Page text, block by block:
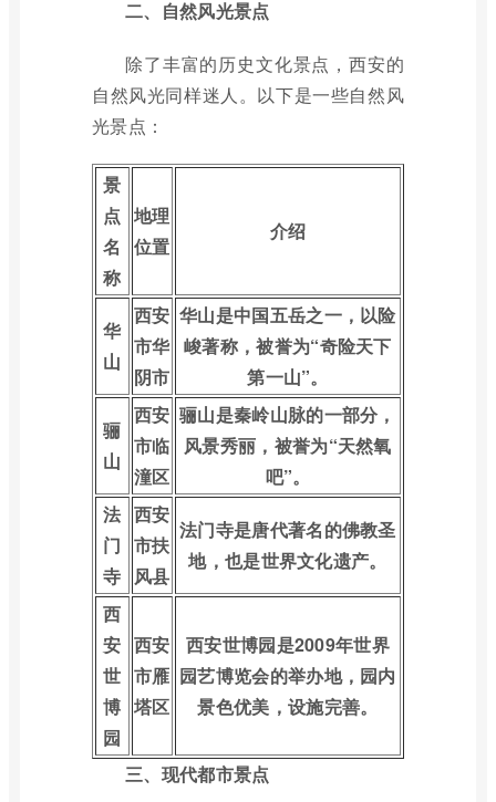
二、自然风光景点
除了丰富的历史文化景点，西安的
自然风光同样迷人。以下是一些自然风
光景点：
景
点
名
称
地理
位置
介绍
华
山
西安
市华
阴市
华山是中国五岳之一，以险
峻著称，被誉为“奇险天下
第一山”。
骊
山
西安
市临
潼区
骊山是秦岭山脉的一部分，
风景秀丽，被誉为“天然氧
吧”。
法
门
寺
西安
市扶
风县
法门寺是唐代著名的佛教圣
地，也是世界文化遗产。
西
安
世
博
园
西安
市雁
塔区
西安世博园是2009年世界
园艺博览会的举办地，园内
景色优美，设施完善。
三、现代都市景点